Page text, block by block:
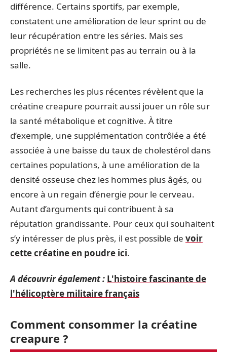
différence. Certains sportifs, par exemple,
constatent une amélioration de leur sprint ou de
leur récupération entre les séries. Mais ses
propriétés ne se limitent pas au terrain ou à la
salle.
Les recherches les plus récentes révèlent que la
créatine creapure pourrait aussi jouer un rôle sur
la santé métabolique et cognitive. À titre
d’exemple, une supplémentation contrôlée a été
associée à une baisse du taux de cholestérol dans
certaines populations, à une amélioration de la
densité osseuse chez les hommes plus âgés, ou
encore à un regain d’énergie pour le cerveau.
Autant d’arguments qui contribuent à sa
réputation grandissante. Pour ceux qui souhaitent
s’y intéresser de plus près, il est possible de voir
cette créatine en poudre ici.
A découvrir également : L'histoire fascinante de
l'hélicoptère militaire français
Comment consommer la créatine
creapure ?